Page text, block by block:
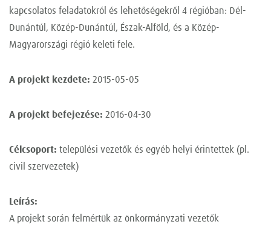
kapcsolatos feladatokról és lehetőségekről 4 régióban: Dél-
Dunántúl, Közép-Dunántúl, Észak-Alföld, és a Közép-
Magyarországi régió keleti fele.
A projekt kezdete: 2015-05-05
A projekt befejezése: 2016-04-30
Célcsoport: települési vezetők és egyéb helyi érintettek (pl.
civil szervezetek)
Leírás:
A projekt során felmértük az önkormányzati vezetők